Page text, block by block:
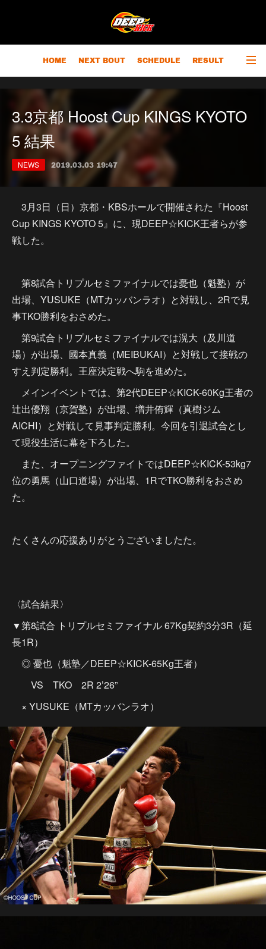
HOME NEXT BOUT SCHEDULE RESULT
RANKING CHAMPIONS OUTLINE
3.3京都 Hoost Cup KINGS KYOTO
5 結果
NEWS 2019.03.03 19:47
3月3日（日）京都・KBSホールで開催された『Hoost
Cup KINGS KYOTO 5』に、現DEEP☆KICK王者らが参
戦した。
第8試合トリプルセミファイナルでは憂也（魁塾）が
出場、YUSUKE（MTカッバンラオ）と対戦し、2Rで見
事TKO勝利をおさめた。
第9試合トリプルセミファイナルでは滉大（及川道
場）が出場、國本真義（MEIBUKAI）と対戦して接戦の
すえ判定勝利。王座決定戦へ駒を進めた。
メインイベントでは、第2代DEEP☆KICK-60Kg王者の
辻出優翔（京賀塾）が出場、増井侑輝（真樹ジム
AICHI）と対戦して見事判定勝利。今回を引退試合とし
て現役生活に幕を下ろした。
また、オープニングファイトではDEEP☆KICK-53kg7
位の勇馬（山口道場）が出場、1RでTKO勝利をおさめ
た。
たくさんの応援ありがとうございましたた。
〈試合結果〉
▼第8試合 トリプルセミファイナル 67Kg契約3分3R（延
長1R）
◎ 憂也（魁塾／DEEP☆KICK-65Kg王者）
VS TKO 2R 2’26”
× YUSUKE（MTカッバンラオ）